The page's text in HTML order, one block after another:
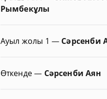
Рымбекұлы
Ауыл жолы 1 — Сәрсенби
Өткенде— Сәрсенби Аян